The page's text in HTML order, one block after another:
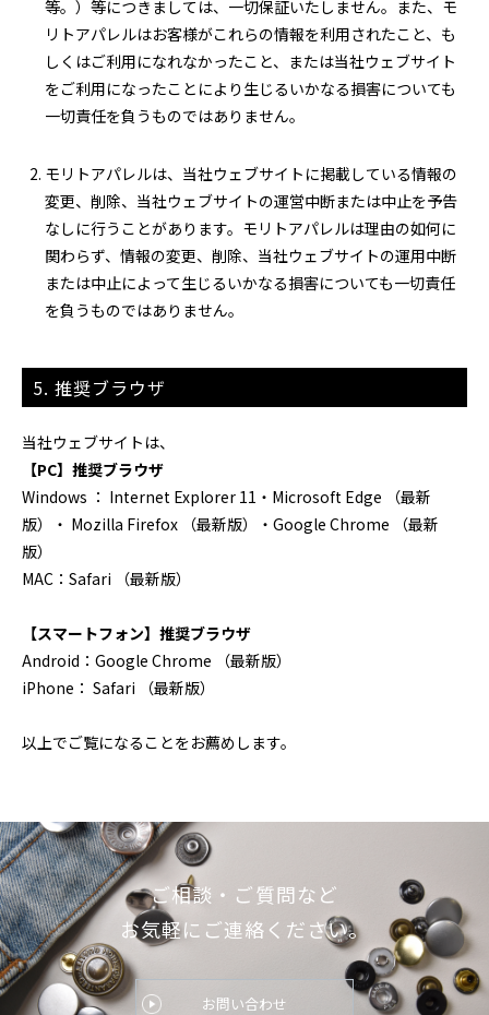
等。）等につきましては、一切保証いたしません。また、モ
リトアパレルはお客様がこれらの情報を利用されたこと、も
しくはご利用になれなかったこと、または当社ウェブサイト
をご利用になったことにより生じるいかなる損害についても
一切責任を負うものではありません。
モリトアパレルは、当社ウェブサイトに掲載している情報の
変更、削除、当社ウェブサイトの運営中断または中止を予告
なしに行うことがあります。モリトアパレルは理由の如何に
関わらず、情報の変更、削除、当社ウェブサイトの運用中断
または中止によって生じるいかなる損害についても一切責任
を負うものではありません。
5. 推奨ブラウザ
当社ウェブサイトは、
【PC】推奨ブラウザ
Windows ： Internet Explorer 11・Microsoft Edge （最新
版）・ Mozilla Firefox （最新版）・Google Chrome （最新
版）
MAC：Safari （最新版）
【スマートフォン】推奨ブラウザ
Android：Google Chrome （最新版）
iPhone： Safari （最新版）
以上でご覧になることをお薦めします。
ご相談・ご質問など
お気軽にご連絡ください。
お問い合わせ